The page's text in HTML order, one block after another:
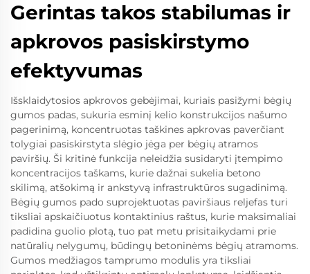
Gerintas takos stabilumas ir
apkrovos pasiskirstymo
efektyvumas
Išsklaidytosios apkrovos gebėjimai, kuriais pasižymi bėgių
gumos padas, sukuria esminį kelio konstrukcijos našumo
pagerinimą, koncentruotas taškines apkrovas paverčiant
tolygiai pasiskirstyta slėgio jėga per bėgių atramos
paviršių. Ši kritinė funkcija neleidžia susidaryti įtempimo
koncentracijos taškams, kurie dažnai sukelia betono
skilimą, atšokimą ir ankstyvą infrastruktūros sugadinimą.
Bėgių gumos pado suprojektuotas paviršiaus reljefas turi
tiksliai apskaičiuotus kontaktinius raštus, kurie maksimaliai
padidina guolio plotą, tuo pat metu prisitaikydami prie
natūralių nelygumų, būdingų betoninėms bėgių atramoms.
Gumos medžiagos tamprumo modulis yra tiksliai